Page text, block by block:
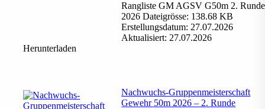
Rangliste GM AGSV G50m 2. Runde
2026 Dateigrösse: 138.68 KB
Erstellungsdatum: 27.07.2026
Aktualisiert: 27.07.2026
Herunterladen
Nachwuchs-Gruppenmeisterschaft
Gewehr 50m 2026 – 2. Runde